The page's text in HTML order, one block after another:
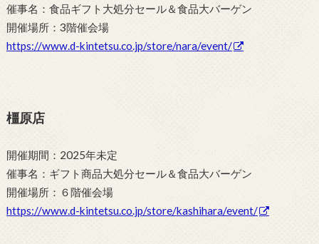
催事名：食品ギフト大処分セール＆食品大バーゲン
開催場所：3階催会場
https://www.d-kintetsu.co.jp/store/nara/event/
橿原店
開催期間：2025年未定
催事名：ギフト商品大処分セール＆食品大バーゲン
開催場所：６階催会場
https://www.d-kintetsu.co.jp/store/kashihara/event/